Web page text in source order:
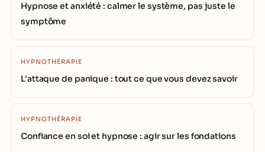
Hypnose et anxiété : calmer le système, pas juste le
symptôme
HYPNOTHÉRAPIE
L'attaque de panique : tout ce que vous devez savoir
HYPNOTHÉRAPIE
Confiance en soi et hypnose : agir sur les fondations